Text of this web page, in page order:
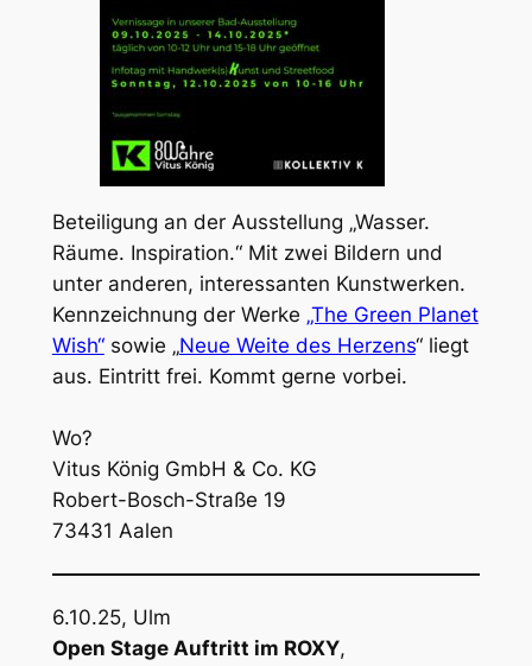
Beteiligung an der Ausstellung „Wasser.
Räume. Inspiration.“ Mit zwei Bildern und
unter anderen, interessanten Kunstwerken.
Kennzeichnung der Werke „The Green Planet
Wish“sowie „Neue Weite des Herzens“ liegt
aus. Eintritt frei. Kommt gerne vorbei.
Wo?
Vitus König GmbH & Co. KG
Robert-Bosch-Straße 19
73431 Aalen
6.10.25, Ulm
Open Stage Auftritt im ROXY,